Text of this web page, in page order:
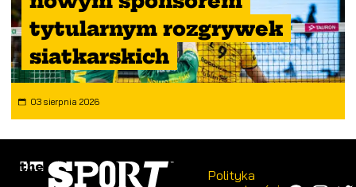
tytularnym rozgrywek
siatkarskich
03 sierpnia 2026
Polityka